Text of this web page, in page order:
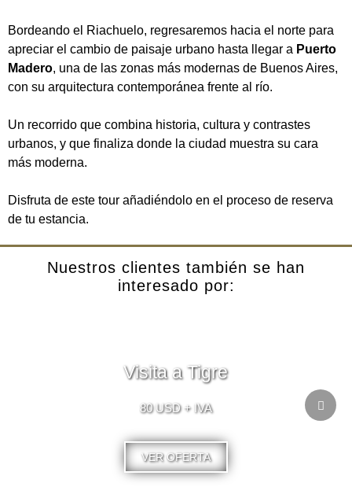
Bordeando el Riachuelo, regresaremos hacia el norte para
apreciar el cambio de paisaje urbano hasta llegar a Puerto
Madero, una de las zonas más modernas de Buenos Aires,
con su arquitectura contemporánea frente al río.
Un recorrido que combina historia, cultura y contrastes
urbanos, y que finaliza donde la ciudad muestra su cara
más moderna.
Disfruta de este tour añadiéndolo en el proceso de reserva
de tu estancia.
Nuestros clientes también se han
interesado por:
Visita a Tigre
80 USD + IVA
VER OFERTA